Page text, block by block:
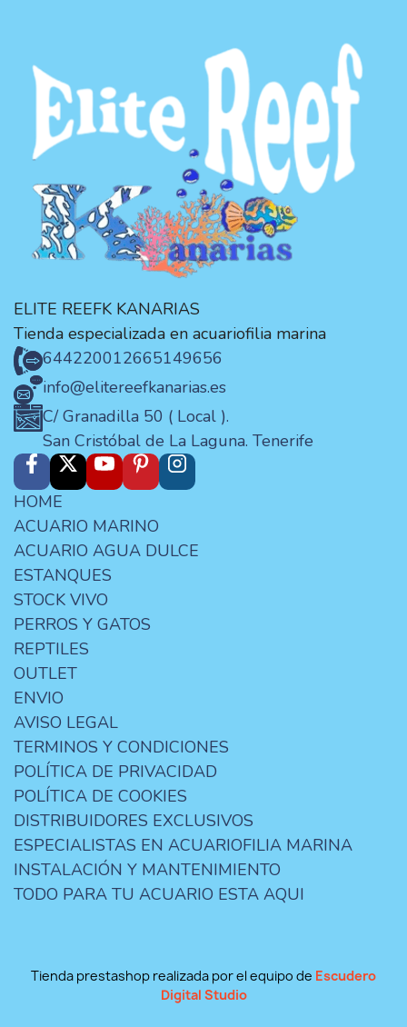
ELITE REEFK KANARIAS
Tienda especializada en acuariofilia marina
644220012665149656
info@elitereefkanarias.es
C/ Granadilla 50 ( Local ).
San Cristóbal de La Laguna. Tenerife
HOME
ACUARIO MARINO
ACUARIO AGUA DULCE
ESTANQUES
STOCK VIVO
PERROS Y GATOS
REPTILES
OUTLET
ENVIO
AVISO LEGAL
TERMINOS Y CONDICIONES
POLÍTICA DE PRIVACIDAD
POLÍTICA DE COOKIES
DISTRIBUIDORES EXCLUSIVOS
ESPECIALISTAS EN ACUARIOFILIA MARINA
INSTALACIÓN Y MANTENIMIENTO
TODO PARA TU ACUARIO ESTA AQUI
Tienda prestashop realizada por el equipo de Escudero
Digital Studio